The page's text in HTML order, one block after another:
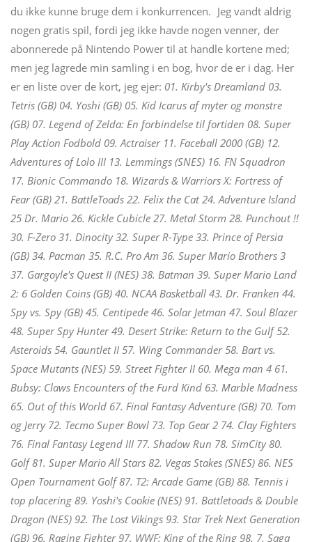
du ikke kunne bruge dem i konkurrencen. Jeg vandt aldrig
nogen gratis spil, fordi jeg ikke havde nogen venner, der
abonnerede på Nintendo Power til at handle kortene med;
men jeg lagrede min samling i en bog, hvor de er i dag. Her
er en liste over de kort, jeg ejer: 01. Kirby's Dreamland 03.
Tetris (GB) 04. Yoshi (GB) 05. Kid Icarus af myter og monstre
(GB) 07. Legend of Zelda: En forbindelse til fortiden 08. Super
Play Action Fodbold 09. Actraiser 11. Faceball 2000 (GB) 12.
Adventures of Lolo III 13. Lemmings (SNES) 16. FN Squadron
17. Bionic Commando 18. Wizards & Warriors X: Fortress of
Fear (GB) 21. BattleToads 22. Felix the Cat 24. Adventure Island
25 Dr. Mario 26. Kickle Cubicle 27. Metal Storm 28. Punchout !!
30. F-Zero 31. Dinocity 32. Super R-Type 33. Prince of Persia
(GB) 34. Pacman 35. R.C. Pro Am 36. Super Mario Brothers 3
37. Gargoyle's Quest II (NES) 38. Batman 39. Super Mario Land
2: 6 Golden Coins (GB) 40. NCAA Basketball 43. Dr. Franken 44.
Spy vs. Spy (GB) 45. Centipede 46. Solar Jetman 47. Soul Blazer
48. Super Spy Hunter 49. Desert Strike: Return to the Gulf 52.
Asteroids 54. Gauntlet II 57. Wing Commander 58. Bart vs.
Space Mutants (NES) 59. Street Fighter II 60. Mega man 4 61.
Bubsy: Claws Encounters of the Furd Kind 63. Marble Madness
65. Out of this World 67. Final Fantasy Adventure (GB) 70. Tom
og Jerry 72. Tecmo Super Bowl 73. Top Gear 2 74. Clay Fighters
76. Final Fantasy Legend III 77. Shadow Run 78. SimCity 80.
Golf 81. Super Mario All Stars 82. Vegas Stakes (SNES) 86. NES
Open Tournament Golf 87. T2: Arcade Game (GB) 88. Tennis i
top placering 89. Yoshi's Cookie (NES) 91. Battletoads & Double
Dragon (NES) 92. The Lost Vikings 93. Star Trek Next Generation
(GB) 96. Raging Fighter 97. WWF: King of the Ring 98. 7. Saga